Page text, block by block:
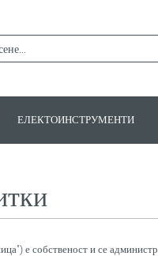
ЕЛЕКТОИНСТРУМЕНТИ
е собственост и се